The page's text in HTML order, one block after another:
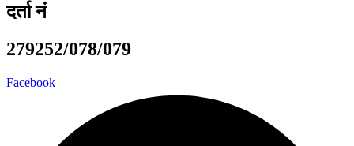
दर्ता नं
279252/078/079
Facebook